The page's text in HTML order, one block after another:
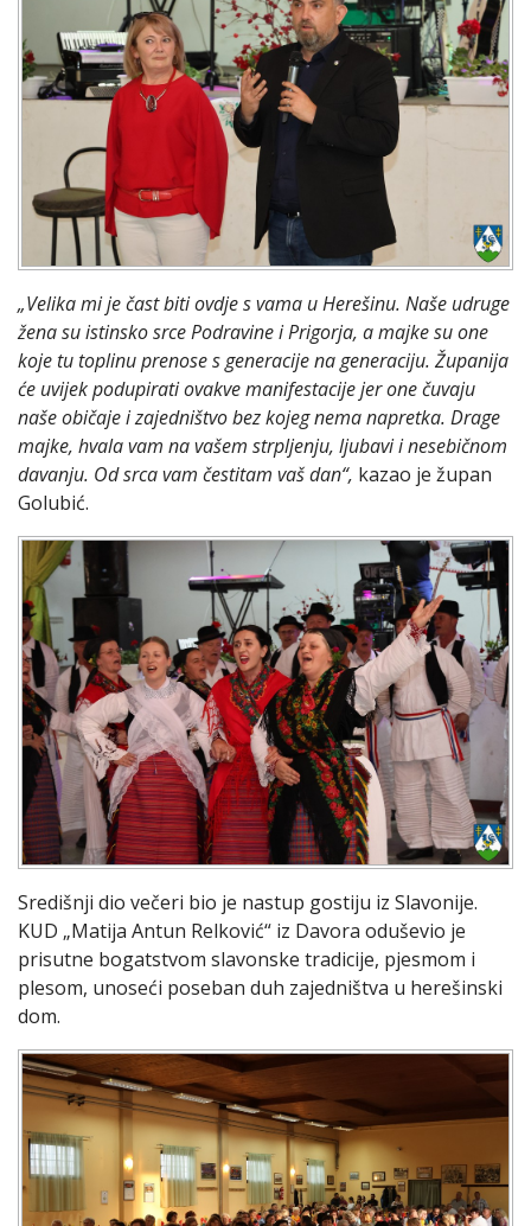
„Velika mi je čast biti ovdje s vama u Herešinu. Naše udruge
žena su istinsko srce Podravine i Prigorja, a majke su one
koje tu toplinu prenose s generacije na generaciju. Županija
će uvijek podupirati ovakve manifestacije jer one čuvaju
naše običaje i zajedništvo bez kojeg nema napretka. Drage
majke, hvala vam na vašem strpljenju, ljubavi i nesebičnom
davanju. Od srca vam čestitam vaš dan“, kazao je župan
Golubić.
Središnji dio večeri bio je nastup gostiju iz Slavonije.
KUD „Matija Antun Relković“ iz Davora oduševio je
prisutne bogatstvom slavonske tradicije, pjesmom i
plesom, unoseći poseban duh zajedništva u herešinski
dom.